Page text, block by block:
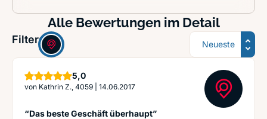
Alle Bewertungen im Detail
Filter: Sortierung
5,0Sterne
von Kathrin Z., 4059 14.06.2017
“Das beste Geschäft überhaupt”